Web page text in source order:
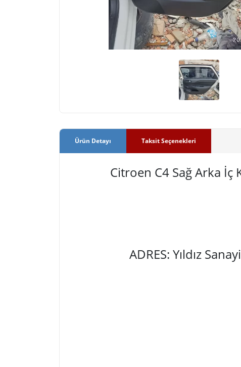
Ürün Detayı Taksit Seçenekleri
Citroen C4 Sağ Arka İç
ADRES: Yıldız